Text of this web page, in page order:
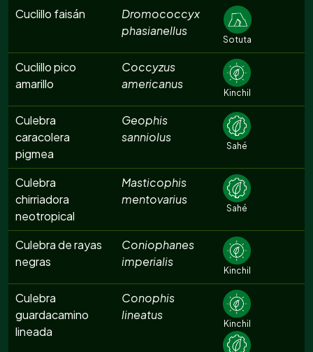
Cuclillo faisán
Dromococcyx
phasianellus
Sotuta
Cuclillo pico
amarillo
Coccyzus
americanus
Kinchil
Culebra
caracolera
pigmea
Geophis
sanniolus
Sahé
Culebra
chirriadora
neotropical
Masticophis
mentovarius
Sahé
Culebra de rayas
negras
Coniophanes
imperialis
Kinchil
Culebra
guardacamino
lineada
Conophis
lineatus
Kinchil